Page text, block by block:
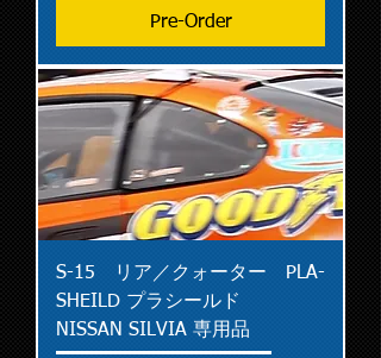
Pre-Order
S-15 リア／クォーター PLA-
SHEILD プラシールド
NISSAN SILVIA 専用品